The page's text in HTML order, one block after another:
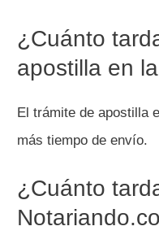
¿Cuánto
apostilla en
El trámite de apostilla
más tiempo de envío.
¿Cuánto